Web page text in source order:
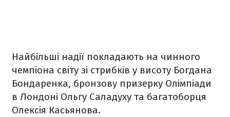
Найбільші надії покладають на чинного
чемпіона світу зі стрибків у висоту Богдана
Бондаренка, бронзову призерку Олімпіади
в Лондоні Ольгу Саладуху та багатоборця
Олексія Касьянова.